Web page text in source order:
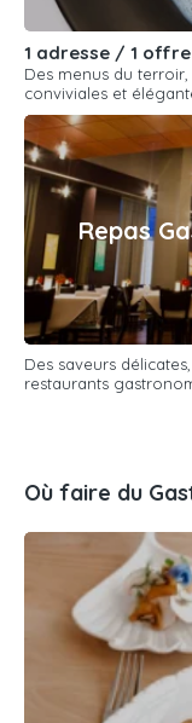
1 adresse / 1 offre
Des menus du
conviviales et
Repas
Des saveurs
restaurants
Où faire du